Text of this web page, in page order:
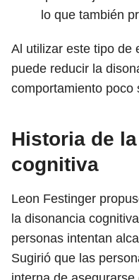
lo que también
Al utilizar este tipo de
puede reducir la
comportamiento poco
Historia de
cognitiva
Leon Festinger
la disonancia
personas intentan
Sugirió que las